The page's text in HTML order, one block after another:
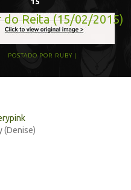
Reita (15/02/2015)
POSTADO POR RUBY
(Denise)